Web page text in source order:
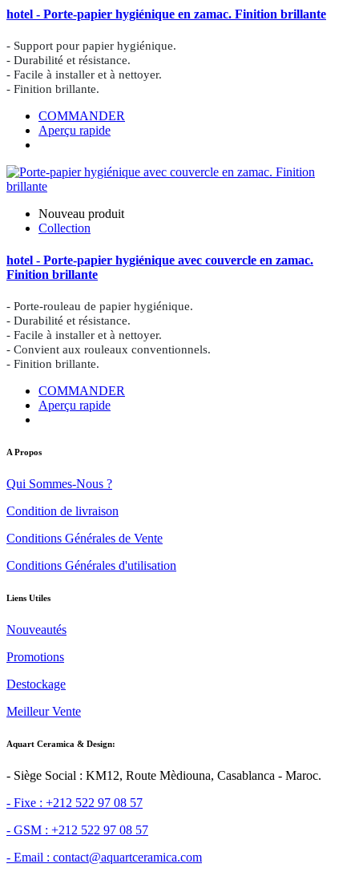
hotel - Porte-papier hygiénique en zamac. Finition brillante
- Support pour papier hygiénique.
- Durabilité et résistance.
- Facile à installer et à nettoyer.
- Finition brillante.
COMMANDER
Aperçu rapide
Nouveau produit
Collection
hotel - Porte-papier hygiénique avec couvercle en zamac.
Finition brillante
- Porte-rouleau de papier hygiénique.
- Durabilité et résistance.
- Facile à installer et à nettoyer.
- Convient aux rouleaux conventionnels.
- Finition brillante.
COMMANDER
Aperçu rapide
A Propos
Qui Sommes-Nous ?
Condition de livraison
Conditions Générales de Vente
Conditions Générales d'utilisation
Liens Utiles
Nouveautés
Promotions
Destockage
Meilleur Vente
Aquart Ceramica & Design:
- Siège Social : KM12, Route Mèdiouna, Casablanca - Maroc.
- Fixe : +212 522 97 08 57
- GSM : +212 522 97 08 57
- Email : contact@aquartceramica.com